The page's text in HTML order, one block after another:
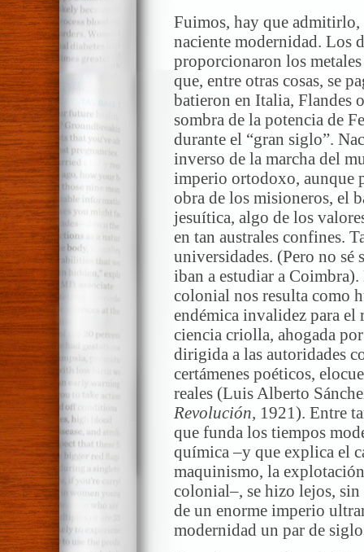
Fuimos, hay que admitirlo,
naciente modernidad. Los
proporcionaron los
que, entre otras cosas, se
batieron en Italia, Flandes
sombra de la potencia de
durante el “gran siglo”.
inverso de la marcha del
imperio ortodoxo, aunque
obra de los misioneros, el
jesuítica, algo de los
en tan australes confines.
universidades. (Pero no sé
iban a estudiar a
colonial nos resulta como
endémica invalidez para
ciencia criolla, ahogada
dirigida a las autoridades
certámenes poéticos,
reales (Luis Alberto
Revolución, 1921). Entre
que funda los tiempos
química –y que explica el
maquinismo, la
colonial–, se hizo lejos, sin
de un enorme imperio
modernidad un par de